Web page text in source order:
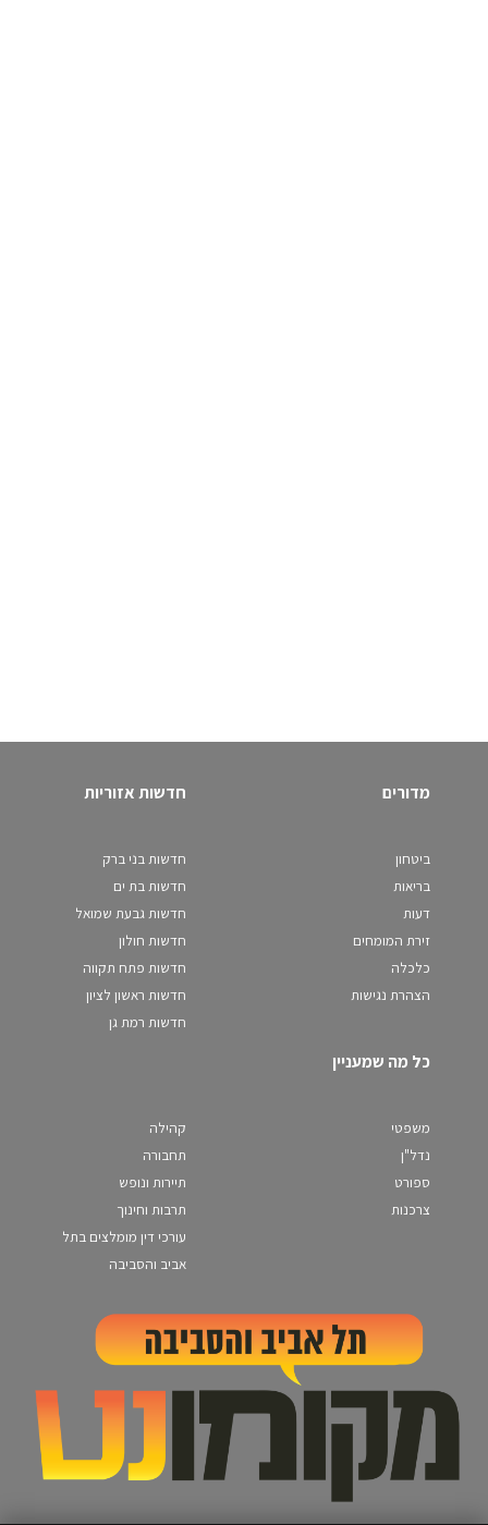
מדורים
ביטחון
בריאות
דעות
זירת המומחים
כלכלה
הצהרת נגישות
חדשות אזוריות
חדשות בני ברק
חדשות בת ים
חדשות גבעת שמואל
חדשות חולון
חדשות פתח תקווה
חדשות ראשון לציון
חדשות רמת גן
כל מה שמעניין
משפטי
נדל"ן
ספורט
צרכנות
קהילה
תחבורה
תיירות ונופש
תרבות וחינוך
עורכי דין מומלצים בתל
אביב והסביבה